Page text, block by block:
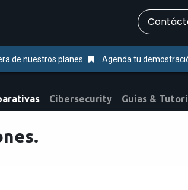
de nuestros planes Agenda tu
Cibersecurity Guías &